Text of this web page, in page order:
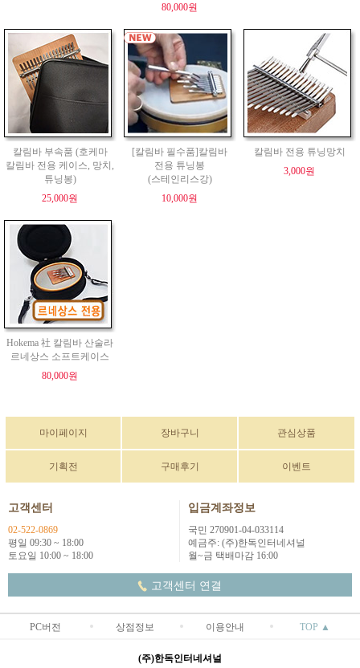
80,000원
칼림바 부속품 (호케마
칼림바 전용 케이스, 망치,
튜닝봉)
25,000원
[칼림바 필수품]칼림바
전용 튜닝봉
(스테인리스강)
10,000원
칼림바 전용 튜닝망치
3,000원
Hokema 社 칼림바 산술라
르네상스 소프트케이스
80,000원
마이페이지 장바구니 관심상품
기획전 구매후기 이벤트
고객센터
02-522-0869
평일 09:30 ~ 18:00
토요일 10:00 ~ 18:00
입금계좌정보
국민 270901-04-033114
예금주: (주)한독인터네셔널
월~금 택배마감 16:00
고객센터 연결
PC버전 상점정보 이용안내 TOP ▲
(주)한독인터네셔널